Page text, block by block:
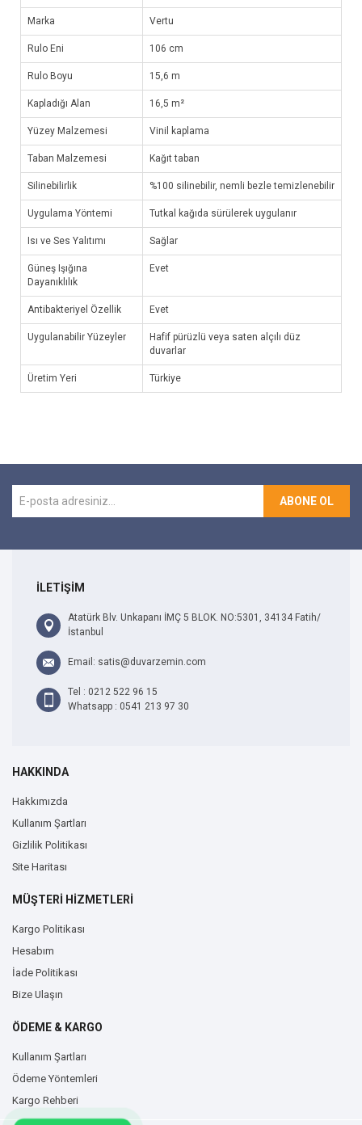
Marka Vertu
Rulo Eni 106 cm
Rulo Boyu 15,6 m
Kapladığı Alan 16,5 m²
Yüzey Malzemesi Vinil kaplama
Taban Malzemesi Kağıt taban
Silinebilirlik %100 silinebilir, nemli bezle temizlenebilir
Uygulama Yöntemi Tutkal kağıda sürülerek uygulanır
Isı ve Ses Yalıtımı Sağlar
Güneş Işığına
Dayanıklılık
Evet
Antibakteriyel Özellik Evet
Uygulanabilir Yüzeyler
Hafif pürüzlü veya saten alçılı düz
duvarlar
Üretim Yeri Türkiye
ABONE OL
İLETİŞİM
Atatürk Blv. Unkapanı İMÇ 5 BLOK. NO:5301, 34134 Fatih/
İstanbul
Email: satis@duvarzemin.com
Tel : 0212 522 96 15
Whatsapp : 0541 213 97 30
HAKKINDA
Hakkımızda
Kullanım Şartları
Gizlilik Politikası
Site Haritası
MÜŞTERİ HİZMETLERİ
Kargo Politikası
Hesabım
İade Politikası
Bize Ulaşın
ÖDEME & KARGO
Kullanım Şartları
Ödeme Yöntemleri
Kargo Rehberi